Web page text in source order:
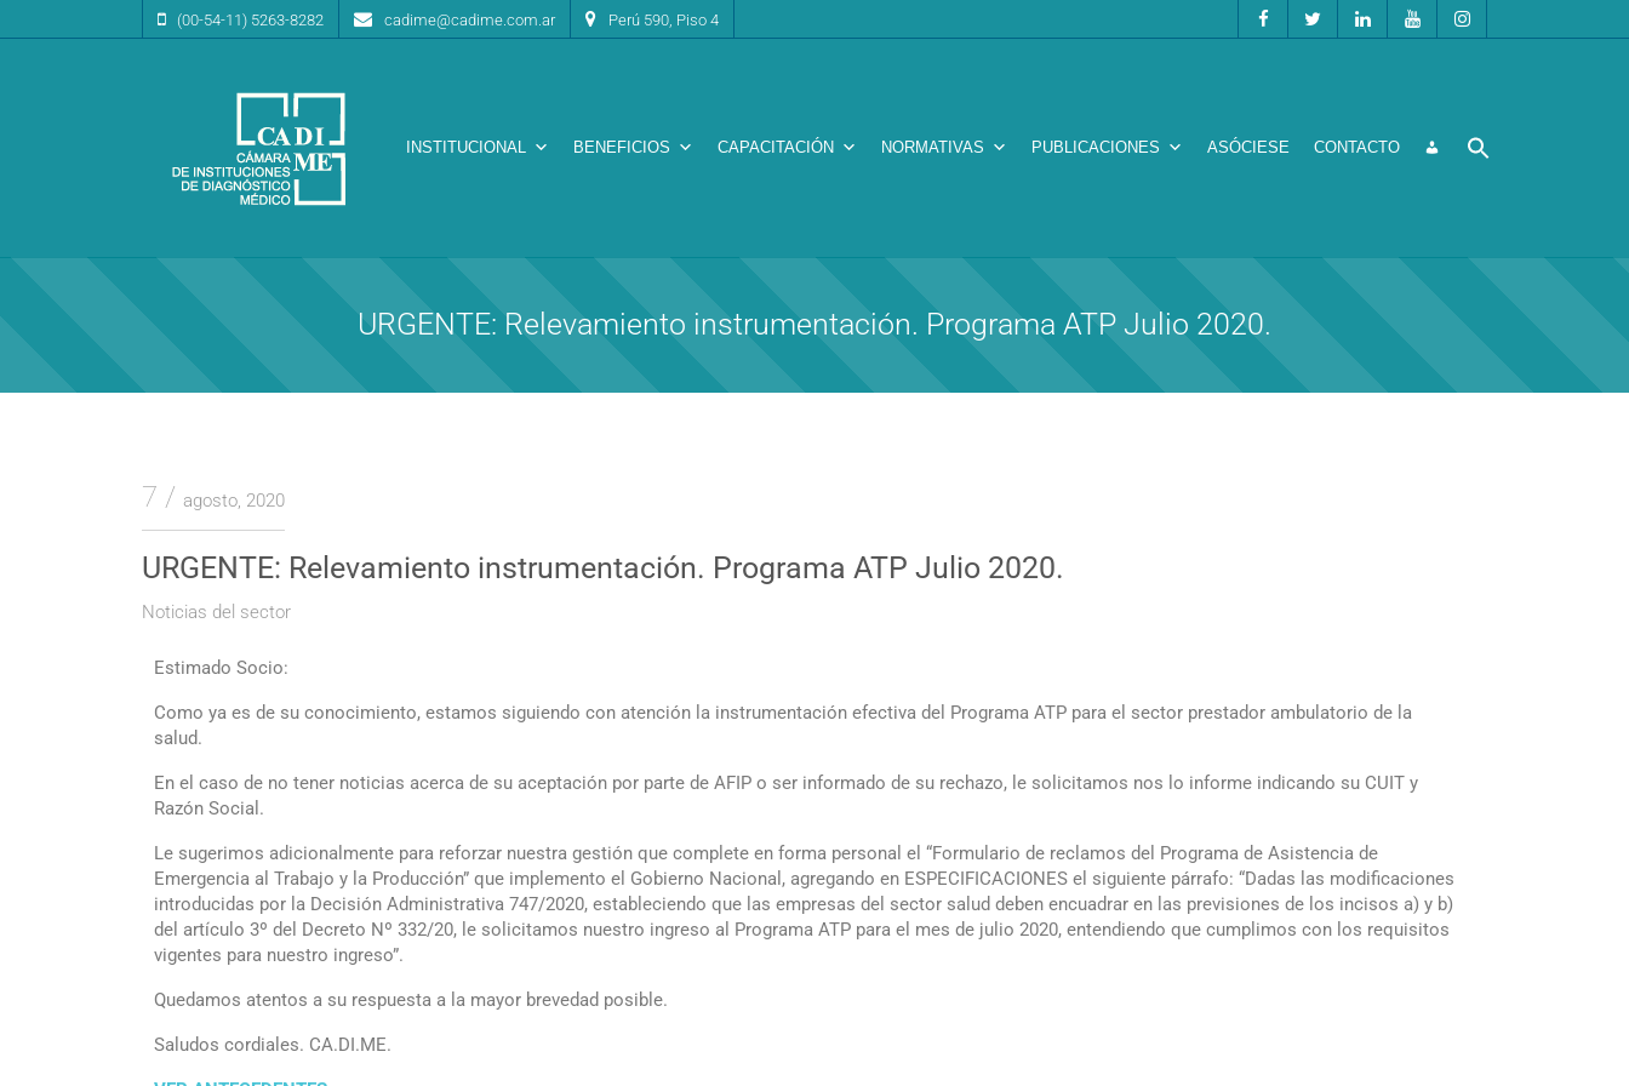
(00-54-11) 5263-8282 cadime@cadime.com.ar Perú 590, Piso 4
CA.DI.ME.
Cámara de Instituciones de Diagnóstico Médico
INSTITUCIONAL BENEFICIOS CAPACITACIÓN NORMATIVAS PUBLICACIONES ASÓCIESE CONTACTO
URGENTE: Relevamiento instrumentación. Programa ATP Julio 2020.
7 agosto, 2020
URGENTE: Relevamiento instrumentación. Programa ATP Julio 2020.
Noticias del sector
Estimado Socio:
Como ya es de su conocimiento, estamos siguiendo con atención la instrumentación efectiva del Programa ATP para el sector prestador ambulatorio de la
salud.
En el caso de no tener noticias acerca de su aceptación por parte de AFIP o ser informado de su rechazo, le solicitamos nos lo informe indicando su CUIT y
Razón Social.
Le sugerimos adicionalmente para reforzar nuestra gestión que complete en forma personal el “Formulario de reclamos del Programa de Asistencia de
Emergencia al Trabajo y la Producción” que implemento el Gobierno Nacional, agregando en ESPECIFICACIONES el siguiente párrafo: “Dadas las modificaciones
introducidas por la Decisión Administrativa 747/2020, estableciendo que las empresas del sector salud deben encuadrar en las previsiones de los incisos a) y b)
del artículo 3º del Decreto Nº 332/20, le solicitamos nuestro ingreso al Programa ATP para el mes de julio 2020, entendiendo que cumplimos con los requisitos
vigentes para nuestro ingreso”.
Quedamos atentos a su respuesta a la mayor brevedad posible.
Saludos cordiales. CA.DI.ME.